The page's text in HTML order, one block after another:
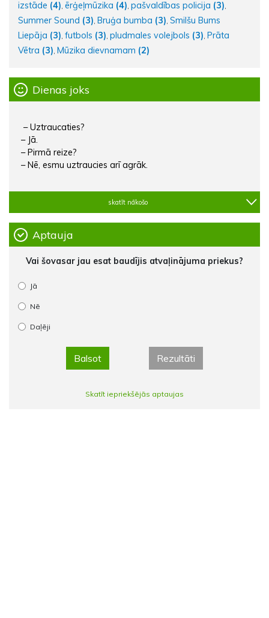
izstāde (4), ērģeļmūzika (4), pašvaldības policija (3),
Summer Sound (3), Bruģa bumba (3), Smilšu Bums
Liepāja (3), futbols (3), pludmales volejbols (3), Prāta
Vētra (3), Mūzika dievnamam (2)
Dienas joks
– Uztraucaties?
– Jā.
– Pirmā reize?
– Nē, esmu uztraucies arī agrāk.
skatīt nākošo
Aptauja
Vai šovasar jau esat baudījis atvaļinājuma priekus?
Jā
Nē
Daļēji
Balsot Rezultāti
Skatīt iepriekšējās aptaujas